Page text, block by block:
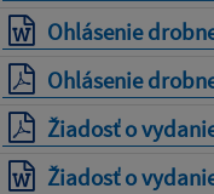
Ohlásenie
Ohlásenie
Žiadosť o
Žiadosť o